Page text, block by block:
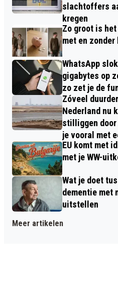
slachtoffers
kregen
Zo groot is
met en zonder
WhatsApp
gigabytes op
zo zet je de
Zóveel
Nederland nu
stilliggen
je vooral met
EU komt met
met je WW-
Wat je doet
dementie met
uitstellen
Meer artikelen